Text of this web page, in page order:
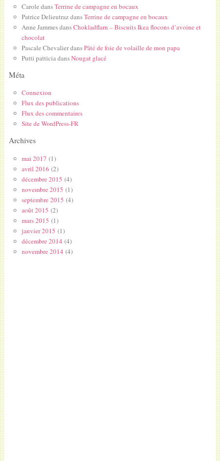
Carole dansTerrine de campagne en bocaux
Patrice DelieutrazdansTerrine de campagne en bocaux
Anne JammesdansChokladflarn – Biscuits Ikea flocons d’avoine et
chocolat
Pascale ChevalierdansPâté de foie de volaille de mon papa
Putti patticiadansNougat glacé
Méta
Connexion
Flux des publications
Flux des commentaires
Site de WordPress-FR
Archives
mai 2017 (1)
avril 2016 (2)
décembre 2015 (4)
novembre 2015 (1)
septembre 2015 (4)
août 2015 (2)
mars 2015 (1)
janvier 2015 (1)
décembre 2014(4)
novembre 2014(4)